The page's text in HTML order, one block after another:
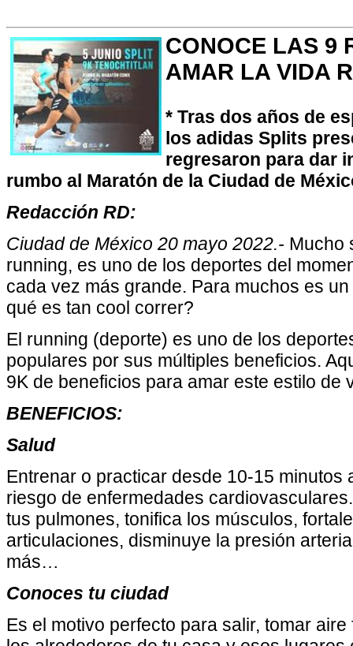
CONOCE LAS 9
AMAR LA VIDA
* Tras dos años de
los adidas Splits
regresaron para dar
rumbo al Maratón de la Ciudad de
Redacción RD:
Ciudad de México 20 mayo 2022.- Mucho
running, es uno de los deportes del
cada vez más grande. Para muchos es
qué es tan cool correr?
El running (deporte) es uno de los
populares por sus múltiples beneficios.
9K de beneficios para amar este estilo de
BENEFICIOS:
Salud
Entrenar o practicar desde 10-15 minutos
riesgo de enfermedades
tus pulmones, tonifica los músculos,
articulaciones, disminuye la presión
más…
Conoces tu ciudad
Es el motivo perfecto para salir, tomar